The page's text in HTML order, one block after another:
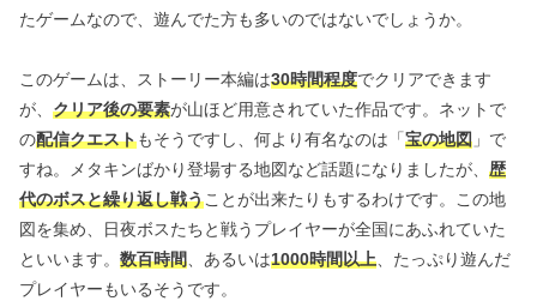
たゲームなので、遊んでた方も多いのではないでしょうか。
このゲームは、ストーリー本編は30時間程度でクリアできます
が、 クリア後の要素が山ほど用意されていた作品です。ネットで
の配信クエストもそうですし、何より有名なのは「宝の地図 」で
すね。メタキンばかり登場する地図など話題になりましたが、 歴
代のボスと繰り返し戦うことが出来たりもするわけです。この地
図を集め、日夜ボスたちと戦うプレイヤーが全国にあふれていた
といいます。 数百時間 、あるいは1000時間以上 、たっぷり遊んだ
プレイヤーもいるそうです。